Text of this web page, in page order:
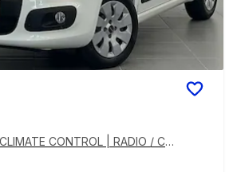
CONTROL | RADIO / CD